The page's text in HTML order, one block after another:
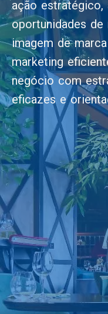
ação estratégico,
oportunidades de
imagem de
marketing
negócio com
eficazes e